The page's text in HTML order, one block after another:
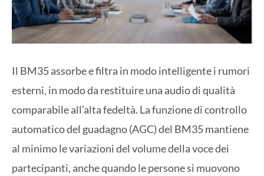
Il BM35 assorbe e filtra in modo intelligente i rumori
esterni, in modo da restituire una audio di qualità
comparabile all’alta fedeltà. La funzione di controllo
automatico del guadagno (AGC) del BM35 mantiene
al minimo le variazioni del volume della voce dei
partecipanti, anche quando le persone si muovono